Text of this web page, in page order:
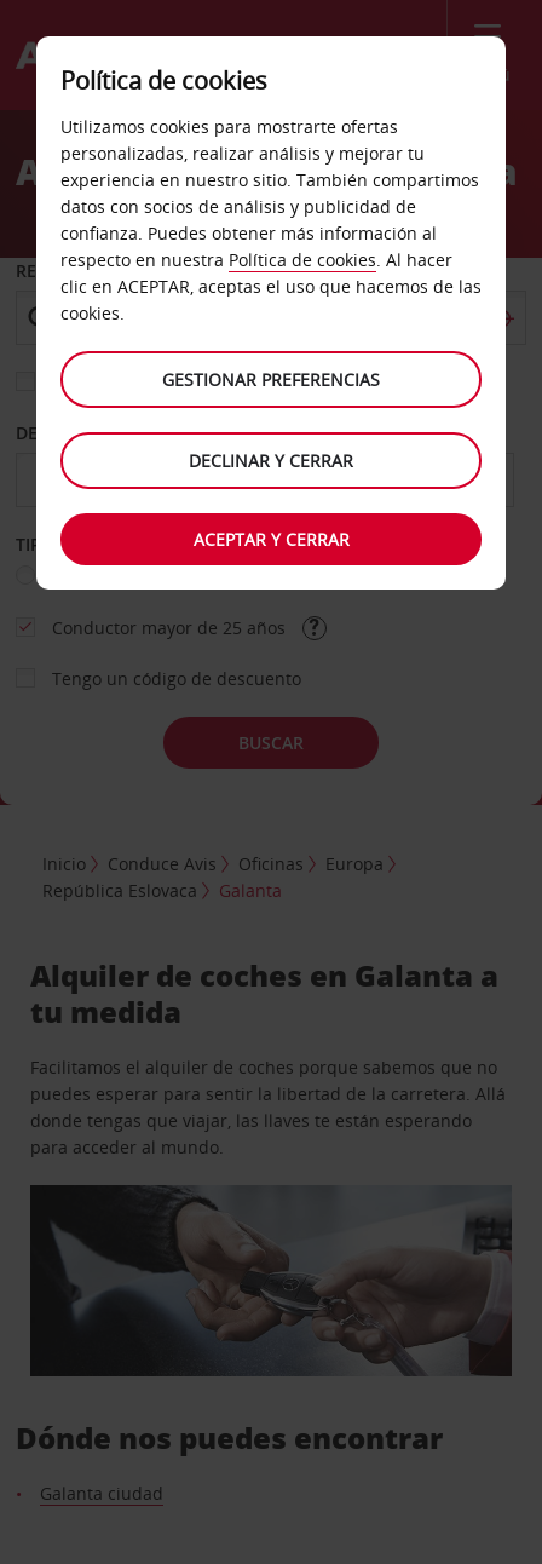
Menú
Welcome
AvisAlquiler de coches Galanta
RECOGER EN
Elegir otra oficina de devolución
DESDE HASTA
TIPO DE ALQUILER
Conductor mayor de 25 años
Tengo un código de descuento
BUSCAR
Inicio Conduce Avis Oficinas
Europa
República Eslovaca
Galanta
Alquiler de coches en Galanta a
tu medida
Facilitamos el alquiler de coches porque sabemos que no
puedes esperar para sentir la libertad de la carretera. Allá
donde tengas que viajar, las llaves te están esperando
para acceder al mundo.
Dónde nos puedes encontrar
Galanta ciudad
Política de cookies
Utilizamos cookies para mostrarte ofertas
personalizadas, realizar análisis y mejorar tu
experiencia en nuestro sitio. También compartimos
datos con socios de análisis y publicidad de
confianza. Puedes obtener más información al
respecto en nuestra Política de cookies. Al hacer
clic en ACEPTAR, aceptas el uso que hacemos de las
cookies.
GESTIONAR PREFERENCIAS
DECLINAR Y CERRAR
ACEPTAR Y CERRAR